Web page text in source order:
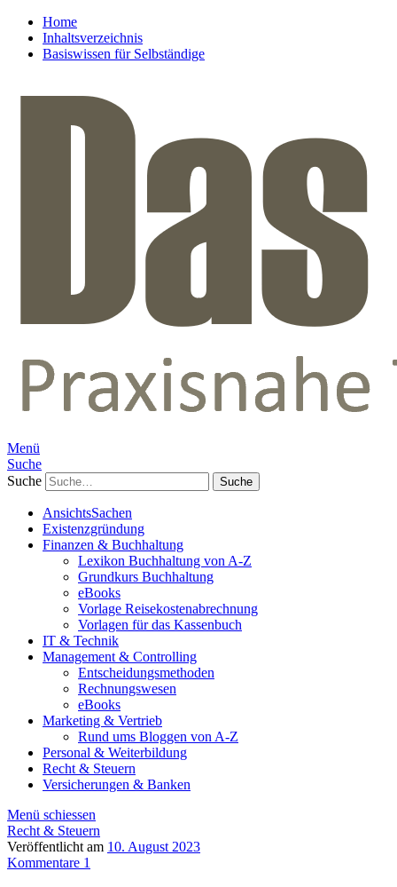
Home
Inhaltsverzeichnis
Basiswissen für Selbständige
Menü
Suche
Suche
AnsichtsSachen
Existenzgründung
Finanzen & Buchhaltung
Lexikon Buchhaltung von A-Z
Grundkurs Buchhaltung
eBooks
Vorlage Reisekostenabrechnung
Vorlagen für das Kassenbuch
IT & Technik
Management & Controlling
Entscheidungsmethoden
Rechnungswesen
eBooks
Marketing & Vertrieb
Rund ums Bloggen von A-Z
Personal & Weiterbildung
Recht & Steuern
Versicherungen & Banken
Menü schiessen
Recht & Steuern
Veröffentlicht am 10. August 2023
Kommentare 1